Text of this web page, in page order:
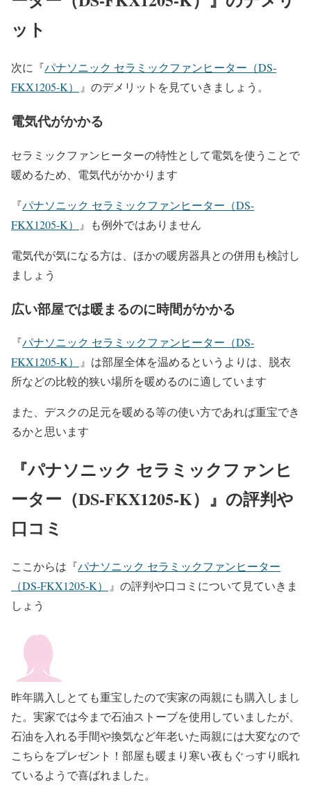
ット
次に『パナソニック セラミックファンヒーター（DS-
FKX1205-K）
』 のデメリットを見ていきましょう。
電気代がかかる
セラミックファンヒーターの特性として電気を使うことで
暖めるため、電気代がかかります
『パナソニック セラミックファンヒーター（DS-
FKX1205-K）
』も例外ではありません
電気代が気になる方は、ほかの暖房器具との併用も検討し
ましょう
広い部屋では暖まるのに時間がかかる
『パナソニック セラミックファンヒーター（DS-
FKX1205-K）
』は部屋全体を温めるというよりは、脱衣
所などの比較的狭い場所を暖めるのに適しています
また、デスクの足元を暖める等の使い方であれば重宝でき
るかと思います
『パナソニック セラミックファンヒ
ーター（DS-FKX1205-K）』の評判や
口コミ
ここからは 『パナソニック セラミックファンヒーター
（DS-FKX1205-K）
』の評判や口コミについて見ていきま
しょう
昨年購入しとても重宝したので実家の両親にも購入しまし
た。実家では今まで石油ストーブを使用していましたが、
石油を入れる手間や換気など年老いた両親には大変なので
こちらをプレゼント！部屋も暖まり寒い夜もぐっすり眠れ
ているようで喜ばれました。